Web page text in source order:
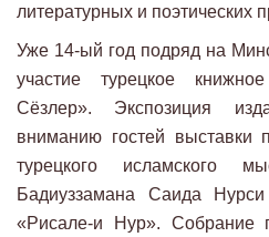
литературных и поэтических
Уже 14-ый год подряд на
участие турецкое
Сёзлер». Экспозиция
вниманию гостей выставки
турецкого исламского
Бадиуззамана Саида
«Рисале-и Нур». Собрание